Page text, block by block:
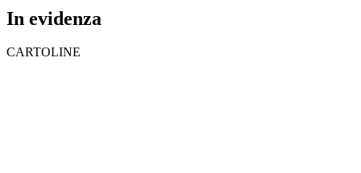
In evidenza
CARTOLINE